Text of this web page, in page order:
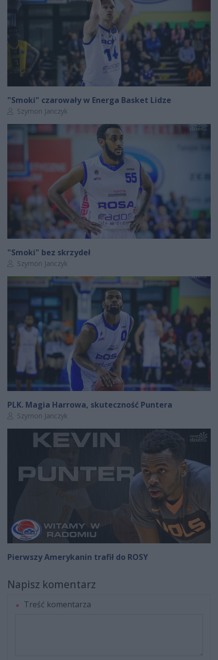
"Smoki" czarowały w Energa Basket Lidze
Autor artykułu:
Szymon Janczyk
"Smoki" bez skrzydeł
Autor artykułu:
Szymon Janczyk
PLK. Magia Harrowa, skuteczność Puntera
Autor artykułu:
Szymon Janczyk
Pierwszy Amerykanin trafił do ROSY
Napisz komentarz
Treść komentarza